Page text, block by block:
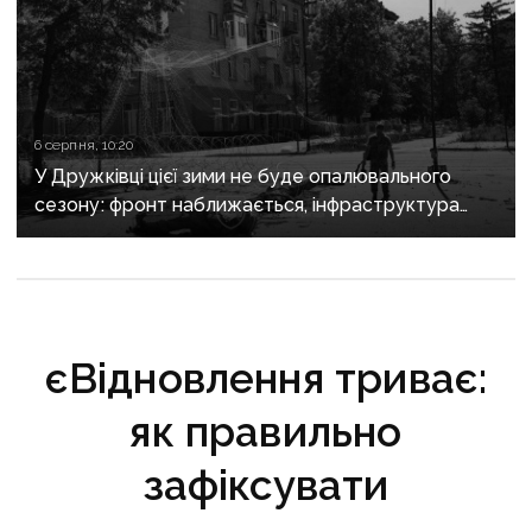
6 серпня, 10:20
У Дружківці цієї зими не буде опалювального
сезону: фронт наближається, інфраструктура
критично зруйнована
єВідновлення триває:
як правильно
зафіксувати